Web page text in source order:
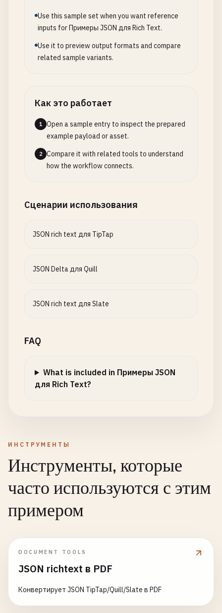
Use this sample set when you want reference
inputs for Примеры JSON для Rich Text.
Use it to preview output formats and compare
related sample variants.
Как это работает
1
Open a sample entry to inspect the prepared
example payload or asset.
2
Compare it with related tools to understand
how the workflow connects.
Сценарии использования
JSON rich text для TipTap
JSON Delta для Quill
JSON rich text для Slate
FAQ
What is included in Примеры JSON
для Rich Text?
ИНСТРУМЕНТЫ
Инструменты, которые
часто используются с этим
примером
DOCUMENT TOOLS
JSON richtext в PDF
Конвертирует JSON TipTap/Quill/Slate в PDF